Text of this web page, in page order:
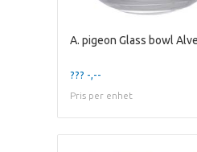
??? -,--
Pris per enhet